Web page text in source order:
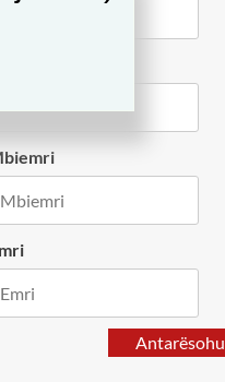
Antarësohu